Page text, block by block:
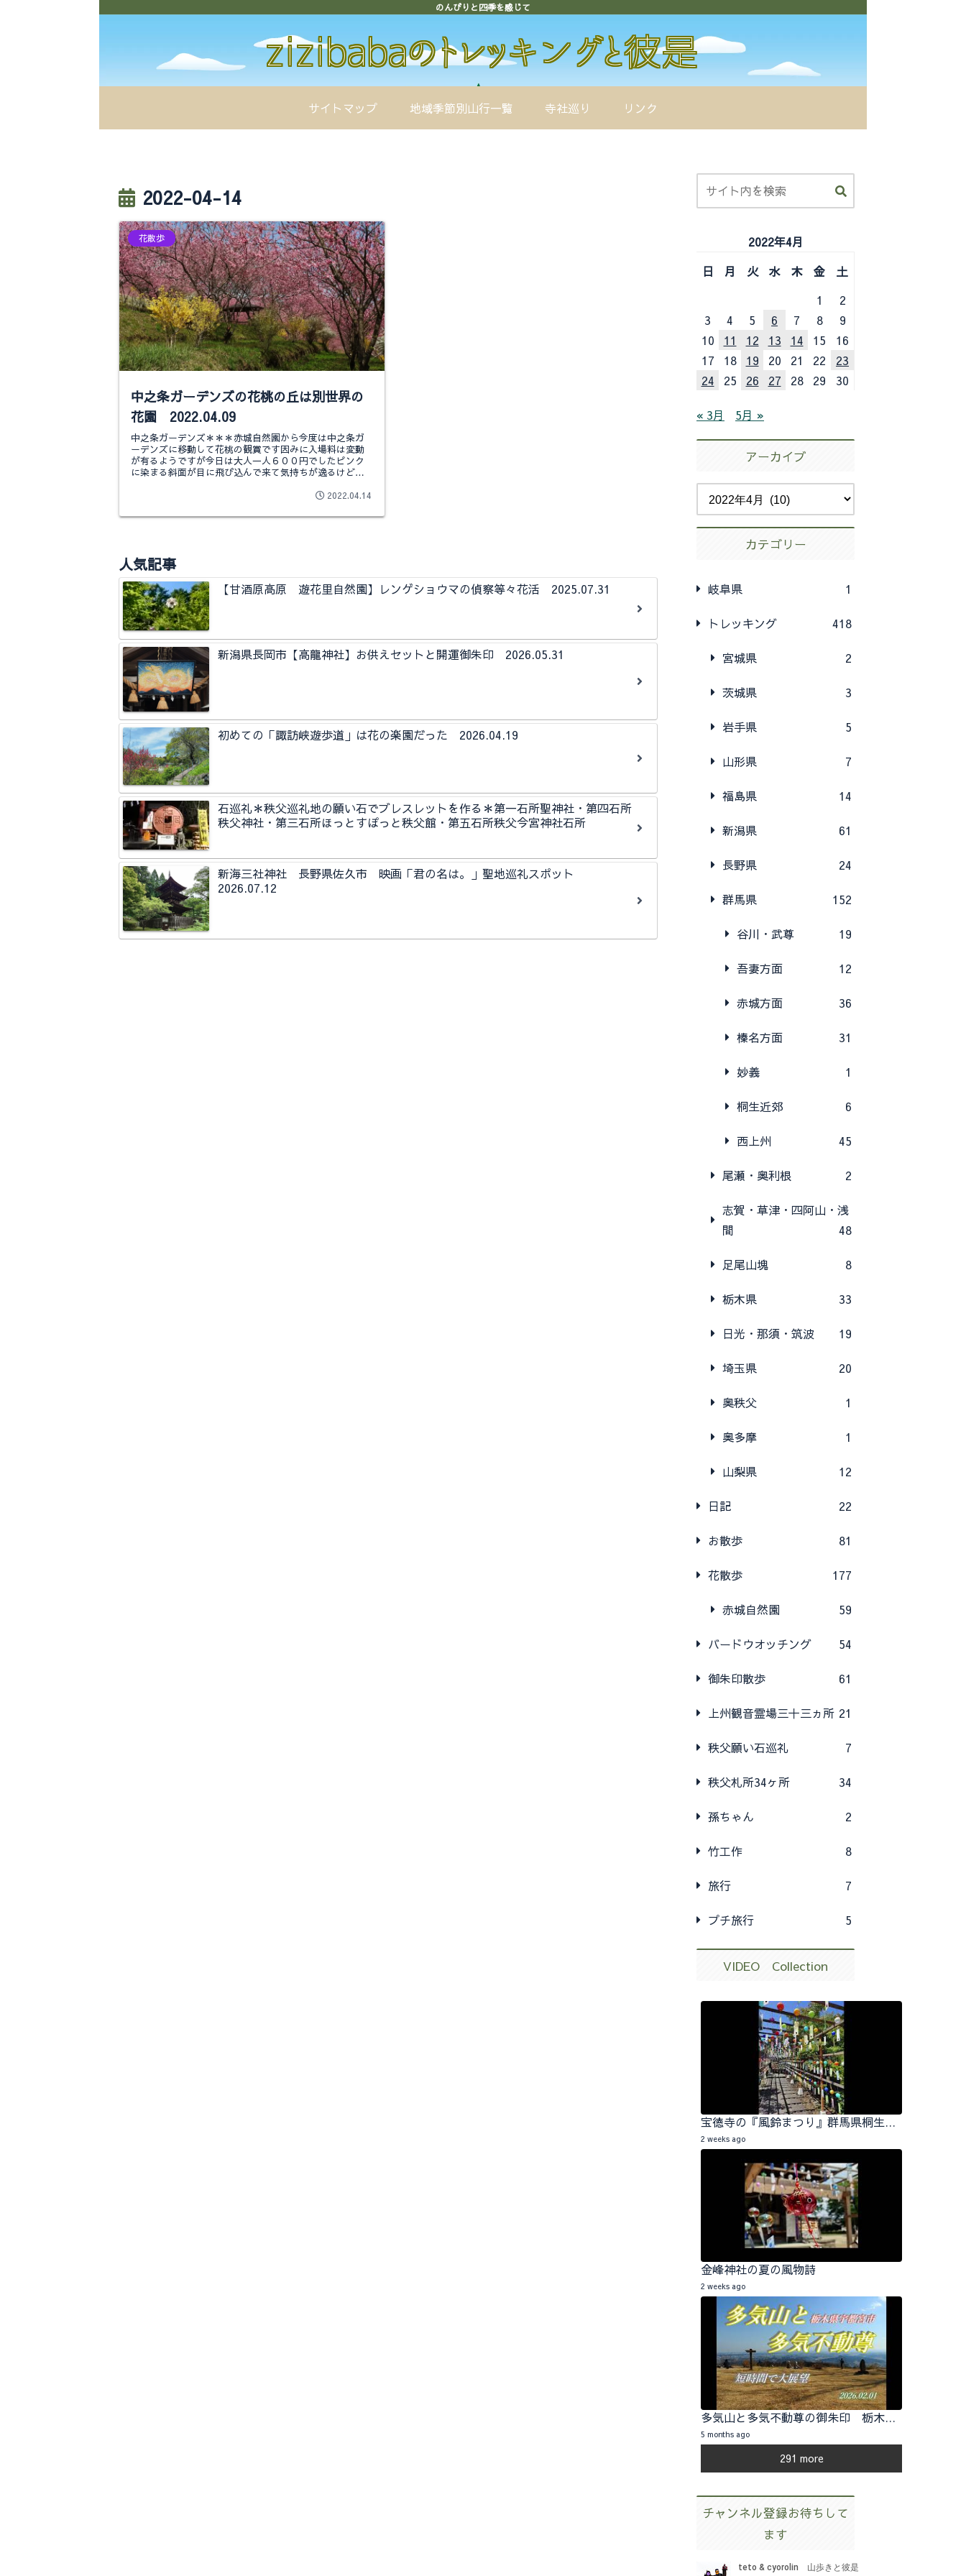
のんびりと四季を感じて
サイトマップ 地域季節別山行一覧 寺社巡り リンク
2022-04-14
花散歩
中之条ガーデンズの花桃の丘は別世界の
花園 2022.04.09
中之条ガーデンズ＊＊＊赤城自然園から今度は中之条ガ
ーデンズに移動して花桃の観賞です因みに入場料は変動
が有るようですが今日は大人一人６００円でしたピンク
に染まる斜面が目に飛び込んで来て気持ちが逸るけど他
2022.04.14
人気記事
【甘酒原高原 遊花里自然園】レンゲショウマの偵察等々花活 2025.07.31
新潟県長岡市【高龍神社】お供えセットと開運御朱印 2026.05.31
初めての「諏訪峡遊歩道」は花の楽園だった 2026.04.19
石巡礼＊秩父巡礼地の願い石でブレスレットを作る＊第一石所聖神社・第四石所
秩父神社・第三石所ほっとすぽっと秩父館・第五石所秩父今宮神社石所
新海三社神社 長野県佐久市 映画「君の名は。」聖地巡礼スポット
2026.07.12
2022年4月
日
月 火 水 木 金
土
1
2
3
4 5 6 7 8
9
10
11 12 13 14 15
16
17
18 19 20 21 22
23
24
25 26 27 28 29 30
« 3月 5月 »
アーカイブ
カテゴリー
岐阜県 1
トレッキング 418
宮城県 2
茨城県 3
岩手県 5
山形県 7
福島県 14
新潟県 61
長野県 24
群馬県 152
谷川・武尊 19
吾妻方面 12
赤城方面 36
榛名方面 31
妙義 1
桐生近郊 6
西上州 45
尾瀬・奥利根 2
志賀・草津・四阿山・浅
間
48
足尾山塊 8
栃木県 33
日光・那須・筑波 19
埼玉県 20
奥秩父 1
奥多摩 1
山梨県 12
日記 22
お散歩 81
花散歩 177
赤城自然園 59
バードウオッチング 54
御朱印散歩 61
上州観音霊場三十三ヵ所 21
秩父願い石巡礼 7
秩父札所34ヶ所 34
孫ちゃん 2
竹工作 8
旅行 7
プチ旅行 5
VIDEO Collection
宝徳寺の『風鈴まつり』群馬県桐生市 2026.07.25
2 weeks ago
金峰神社の夏の風物詩
2 weeks ago
多気山と多気不動尊の御朱印 栃木県宇都宮市 2026.02.01
5 months ago
291 more
チャンネル登録お待ちして
ます